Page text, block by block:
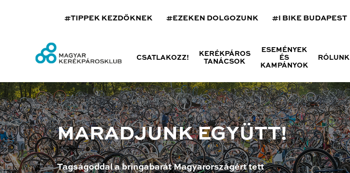
#TIPPEK KEZDŐKNEK #EZEKEN DOLGOZUNK #I BIKE BUDAPEST
CSATLAKOZZ!
KERÉKPÁROS
TANÁCSOK
ESEMÉNYEK
ÉS
KAMPÁNYOK
RÓLUNK
MARADJUNK EGYÜTT!
Tagságoddal a bringabarát Magyarországért tett